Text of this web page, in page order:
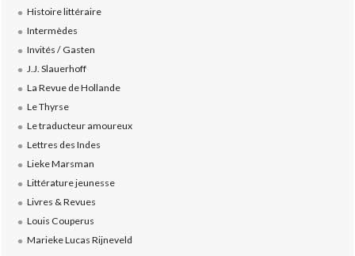
Histoire littéraire
Intermèdes
Invités / Gasten
J.J. Slauerhoff
La Revue de Hollande
Le Thyrse
Le traducteur amoureux
Lettres des Indes
Lieke Marsman
Littérature jeunesse
Livres & Revues
Louis Couperus
Marieke Lucas Rijneveld